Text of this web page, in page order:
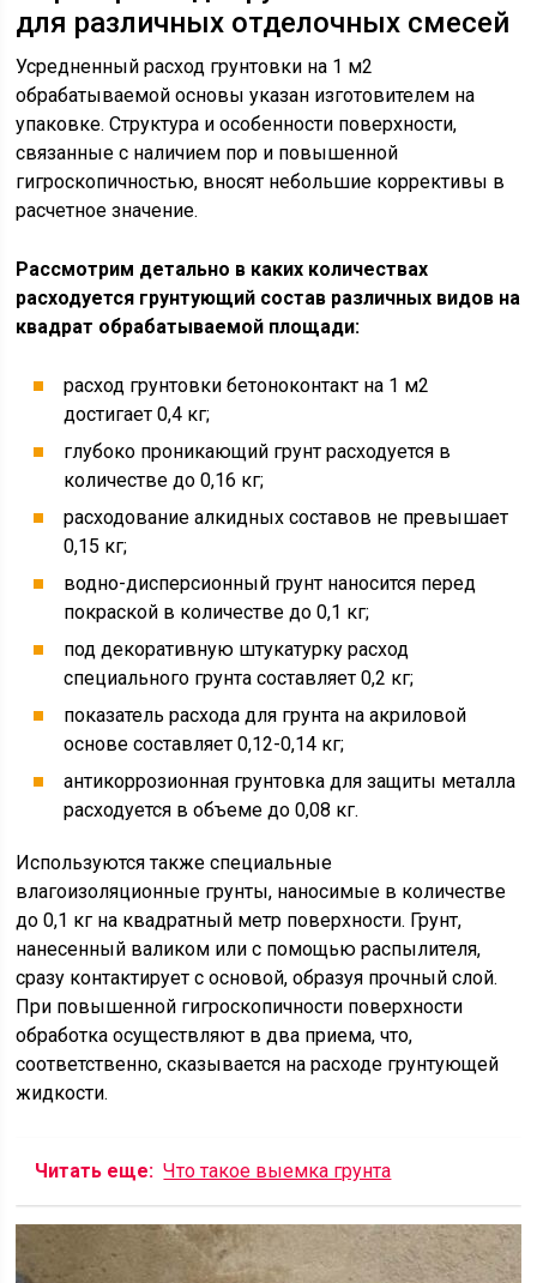
для различных отделочных смесей
Усредненный расход грунтовки на 1 м2
обрабатываемой основы указан изготовителем на
упаковке. Структура и особенности поверхности,
связанные с наличием пор и повышенной
гигроскопичностью, вносят небольшие коррективы в
расчетное значение.
Рассмотрим детально в каких количествах
расходуется грунтующий состав различных видов на
квадрат обрабатываемой площади:
расход грунтовки бетоноконтакт на 1 м2
достигает 0,4 кг;
глубоко проникающий грунт расходуется в
количестве до 0,16 кг;
расходование алкидных составов не превышает
0,15 кг;
водно-дисперсионный грунт наносится перед
покраской в количестве до 0,1 кг;
под декоративную штукатурку расход
специального грунта составляет 0,2 кг;
показатель расхода для грунта на акриловой
основе составляет 0,12-0,14 кг;
антикоррозионная грунтовка для защиты металла
расходуется в объеме до 0,08 кг.
Используются также специальные
влагоизоляционные грунты, наносимые в количестве
до 0,1 кг на квадратный метр поверхности. Грунт,
нанесенный валиком или с помощью распылителя,
сразу контактирует с основой, образуя прочный слой.
При повышенной гигроскопичности поверхности
обработка осуществляют в два приема, что,
соответственно, сказывается на расходе грунтующей
жидкости.
Читать еще: Что такое выемка грунта